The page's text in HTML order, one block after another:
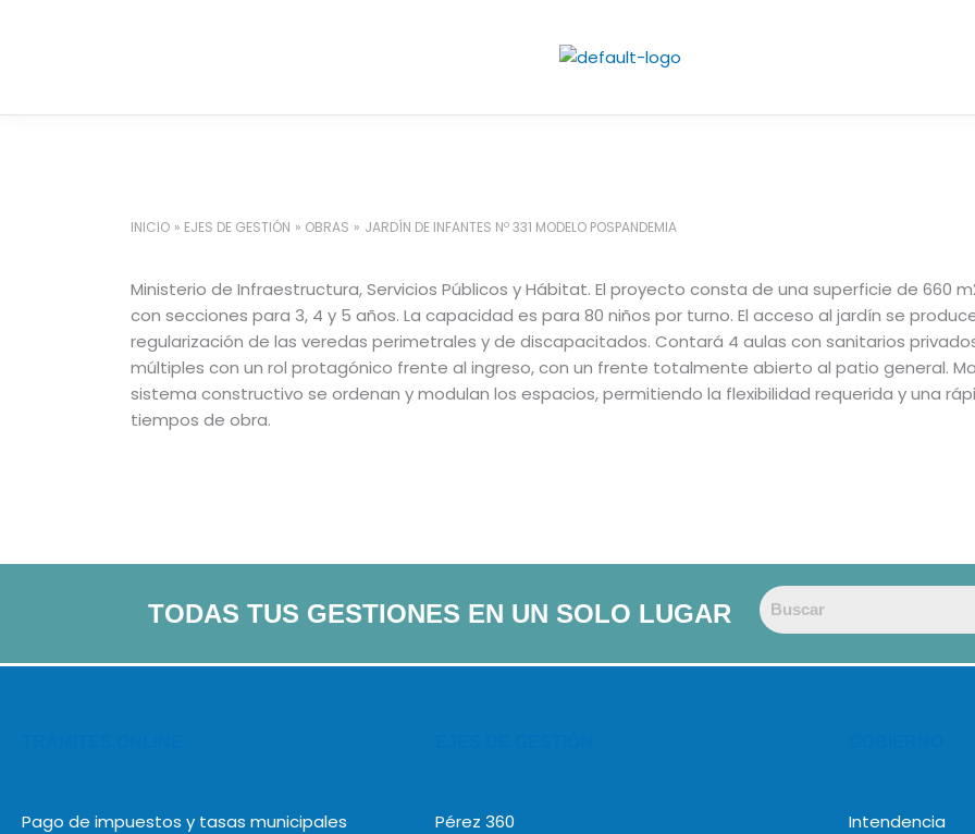
INICIO EJES DE GESTIÓN OBRAS JARDÍN DE INFANTES Nº 331 MODELO POSPANDEMIA
Ministerio de Infraestructura, Servicios Públicos y Hábitat. El proyecto consta de una superficie de 660
con secciones para 3, 4 y 5 años. La capacidad es para 80 niños por turno. El acceso al jardín se
regularización de las veredas perimetrales y de discapacitados. Contará 4 aulas con sanitarios
múltiples con un rol protagónico frente al ingreso, con un frente totalmente abierto al patio general.
sistema constructivo se ordenan y modulan los espacios, permitiendo la flexibilidad requerida y una
tiempos de obra.
TODAS TUS GESTIONES EN UN SOLO LUGAR
Pago de impuestos y tasas municipales
Pérez 360
Intendencia